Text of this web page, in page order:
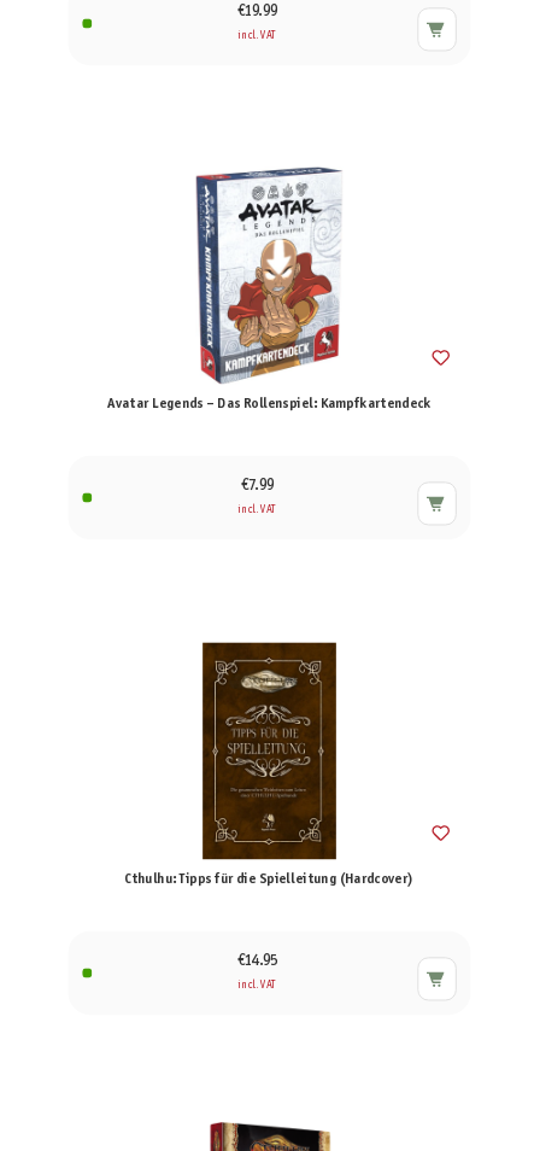
€19.99
incl. VAT
Avatar Legends – Das Rollenspiel: Kampfkartendeck
€7.99
incl. VAT
Cthulhu: Tipps für die Spielleitung (Hardcover)
€14.95
incl. VAT